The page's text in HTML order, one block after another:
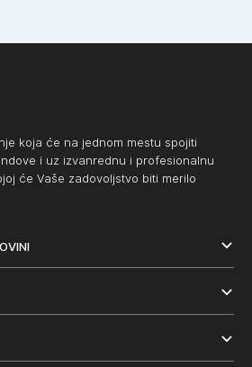
koja će na jednom mestu spojiti
i uz izvanrednu i profesionalnu
će Vaše zadovoljstvo biti merilo